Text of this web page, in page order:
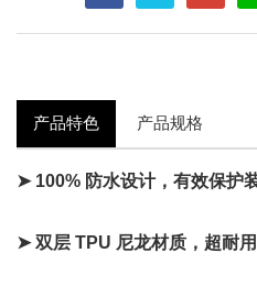
产品特色 产品规格
➤ 100% 防水设计，有效保护
➤双层 TPU 尼龙材质，超耐